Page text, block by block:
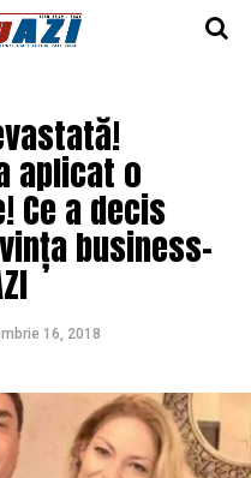
aplicat o
Ce a decis
business-
16, 2018